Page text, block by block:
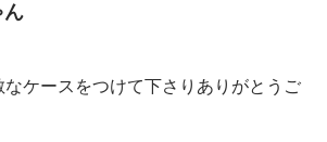
ん
なケースをつけて下さりありがとうご